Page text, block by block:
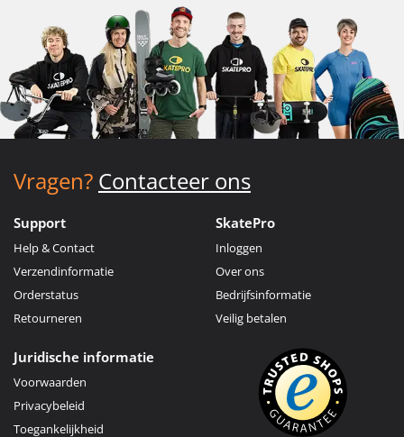
Vragen? Contacteer ons
Support
Help & Contact
Verzendinformatie
Orderstatus
Retourneren
SkatePro
Inloggen
Over ons
Bedrijfsinformatie
Veilig betalen
Juridische informatie
Voorwaarden
Privacybeleid
Toegankelijkheid